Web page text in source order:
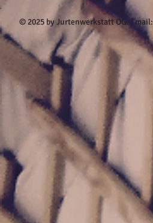
© 2025 by Jurtenwerkstatt OG. | mail: